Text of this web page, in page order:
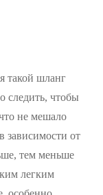
такой шланг
следить, чтобы
не мешало
зависимости от
тем меньше
легким